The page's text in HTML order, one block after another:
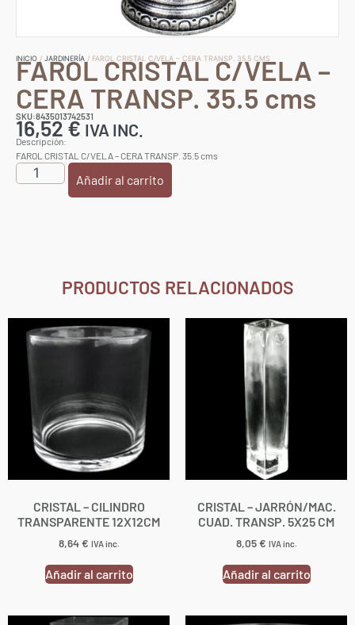
INICIO / JARDINERÍA / FAROL CRISTAL C/VELA – CERA TRANSP. 35.5 CMS
FAROL CRISTAL C/VELA –
CERA TRANSP. 35.5 cms
SKU:8435013742531
16,52€ IVA INC.
Descripción:
FAROL CRISTAL C/VELA – CERA TRANSP. 35.5 cms
Añadir al carrito
PRODUCTOS RELACIONADOS
CRISTAL – CILINDRO
TRANSPARENTE 12X12CM
8,64€ IVA inc.
Añadir al carrito
CRISTAL – JARRÓN/MAC.
CUAD. TRANSP. 5X25 CM
8,05€ IVA inc.
Añadir al carrito